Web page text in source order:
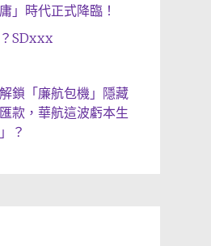
」時代正式降臨！
SDxxx
鎖「廉航包機」隱藏
款，華航這波虧本生
？